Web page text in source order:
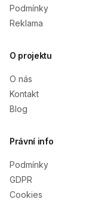
Podmínky
Reklama
O projektu
O nás
Kontakt
Blog
Právní info
Podmínky
GDPR
Cookies